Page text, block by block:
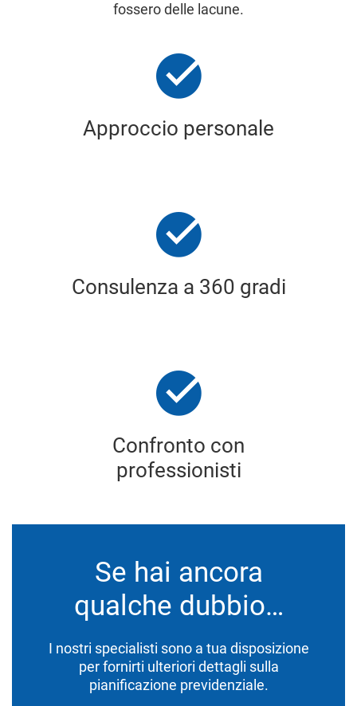
fossero delle lacune.
Approccio personale
Consulenza a 360 gradi
Confronto con
professionisti
Se hai ancora
qualche dubbio…
I nostri specialisti sono a tua disposizione
per fornirti ulteriori dettagli sulla
pianificazione previdenziale.